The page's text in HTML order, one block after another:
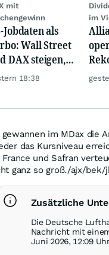
mit
Jobdaten als
Wall Street
DAX steigen,
glänzt
18:38
im
gewannen im MDax die
das Kursniveau
France und Safran
ganz so groß./ajx/bek/
Zusätzliche
Die Deutsche
Nachricht mit
Juni 2026, 12:09